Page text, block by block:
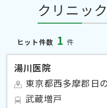
クリニッ
ヒット件数 1 件
湯川医院
東京都西多摩郡日
武蔵増戸